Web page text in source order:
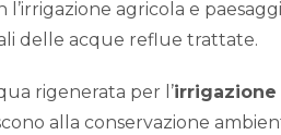
l’irrigazione agricola e
delle acque reflue trattate.
rigenerata per l’
alla conservazione